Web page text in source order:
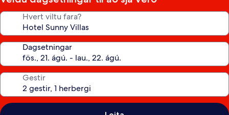
Hvert viltu fara?
Dagsetningar
Gestir